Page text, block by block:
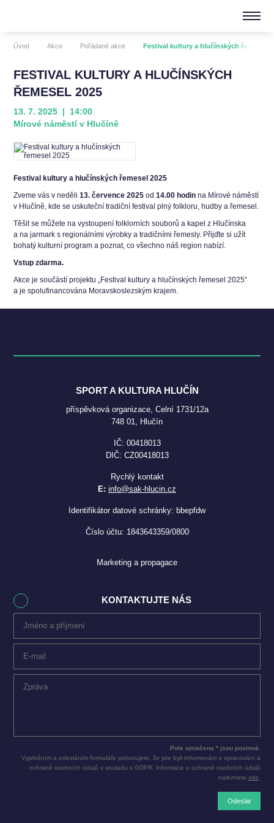
Úvod Akce Pořádané akce Festival kultury a hlučínských řemesel
FESTIVAL KULTURY A HLUČÍNSKÝCH
ŘEMESEL 2025
13. 7. 2025 | 14:00
Mírové náměstí v Hlučíně
Festival kultury a hlučínských řemesel 2025
Zveme vás v neděli13. července 2025 od14.00 hodin na Mírové náměstí
v Hlučíně, kde se uskuteční tradiční festival plný folkloru, hudby a řemesel.
Těšit se můžete na vystoupení folklorních souborů a kapel z Hlučínska
a na jarmark s regionálními výrobky a tradičními řemesly. Přijďte si užít
bohatý kulturní program a poznat, co všechno náš region nabízí.
Vstup zdarma.
Akce je součástí projektu „Festival kultury a hlučínských řemesel 2025“
a je spolufinancována Moravskoslezským krajem.
SPORT A KULTURA HLUČÍN
příspěvková organizace, Celní 1731/12a
748 01, Hlučín
IČ: 00418013
DIČ: CZ00418013
Rychlý kontakt
E: info@sak-hlucin.cz
Identifikátor datové schránky: bbepfdw
Číslo účtu: 1843643359/0800
Marketing a propagace
KONTAKTUJTE NÁS
Pole označena * jsou povinná.
Vyplněním a odesláním formuláře potvrzujete, že jste byli informováni o zpracování a
ochraně osobních údajů v souladu s GDPR. Informace o ochraně osobních údajů
naleznete zde
Odeslat